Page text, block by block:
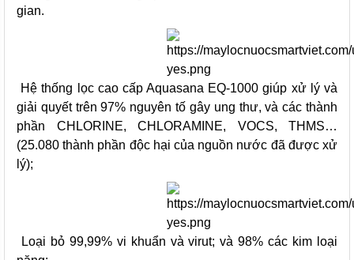
gian.
Hệ thống lọc cao cấp Aquasana EQ-1000 giúp xử lý và
giải quyết trên 97% nguyên tố gây ung thư, và các thành
phần CHLORINE, CHLORAMINE, VOCS, THMS…
(25.080 thành phần độc hại của nguồn nước đã được xử
lý);
Loại bỏ 99,99% vi khuẩn và virut; và 98% các kim loại